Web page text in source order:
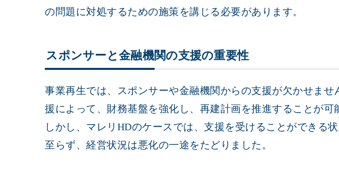
の問題に対処するための施策を講じる必要があります。
スポンサーと金融機関の支援の重要性
事業再生では、スポンサーや金融機関からの支援が欠かせませ
援によって、財務基盤を強化し、再建計画を推進することが可
しかし、マレリHDのケースでは、支援を受けることができる
至らず、経営状況は悪化の一途をたどりました。